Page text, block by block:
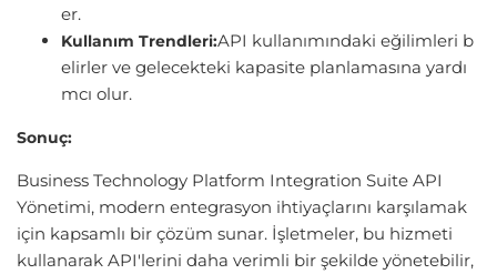
er.
Kullanım Trendleri:API kullanımındaki eğilimleri b
elirler ve gelecekteki kapasite planlamasına yardı
mcı olur.
Sonuç:
Business Technology Platform Integration Suite API
Yönetimi, modern entegrasyon ihtiyaçlarını karşılamak
için kapsamlı bir çözüm sunar. İşletmeler, bu hizmeti
kullanarak API'lerini daha verimli bir şekilde yönetebilir,